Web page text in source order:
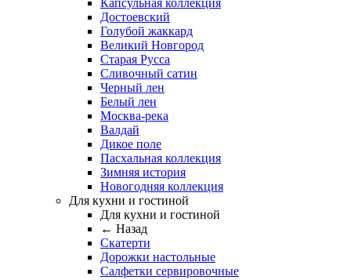
Капсульная коллекция
Достоевский
Голубой жаккард
Великий Новгород
Старая Русса
Сливочный сатин
Черный лен
Белый лен
Москва-река
Валдай
Дикое поле
Пасхальная коллекция
Зимняя история
Новогодняя коллекция
Для кухни и гостиной
Для кухни и гостиной
← Назад
Скатерти
Дорожки настольные
Салфетки сервировочные